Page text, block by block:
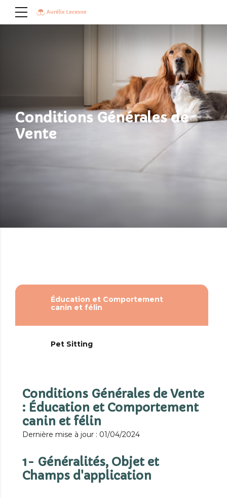
Conditions Générales de
Vente
Éducation et Comportement
canin et félin
Pet Sitting
Conditions Générales de Vente
: Éducation et Comportement
canin et félin
Dernière mise à jour : 01/04/2024
1- Généralités, Objet et
Champs d'application